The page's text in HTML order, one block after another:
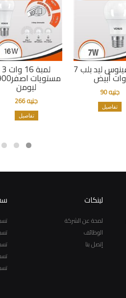
لمبة 16 وات 3
ليومن
جنيه 266
تفاصيل
لمبة فينوس ليد بلب 7
وات أبيض
جنيه 90
تفاصيل
لينكات
لمحة عن الشركة
الوظائف
إتصل بنا